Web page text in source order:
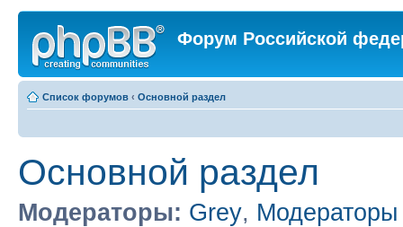
Форум Российской
Список форумов ‹ Основной раздел
Основной раздел
Модераторы: Grey,